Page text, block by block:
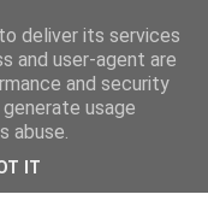
deliver its services
and user-agent are
and security
usage
abuse.
IT